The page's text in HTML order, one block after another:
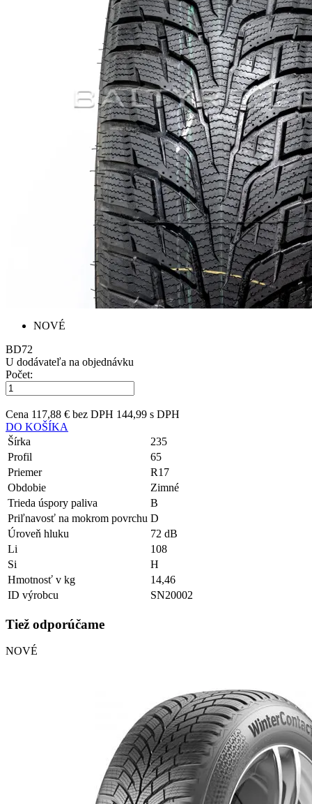
NOVÉ
BD72
U dodávateľa na objednávku
Počet:
Cena 117,88 € bez DPH 144,99 s DPH
DO KOŠÍKA
Šírka
235
Profil
65
Priemer
R17
Obdobie
Zimné
Trieda úspory paliva
B
Priľnavosť na mokrom povrchu D
Úroveň hluku
72 dB
Li
108
Si
H
Hmotnosť v kg
14,46
ID výrobcu
SN20002
Tiež odporúčame
NOVÉ